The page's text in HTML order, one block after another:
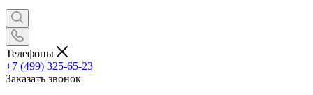
Телефоны
+7 (499) 325-65-23
Заказать звонок